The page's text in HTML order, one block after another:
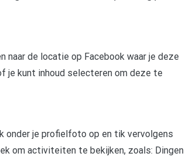
naar de locatie op Facebook waar je deze
je kunt inhoud selecteren om deze te
onder je profielfoto op en tik vervolgens
om activiteiten te bekijken, zoals: Dingen